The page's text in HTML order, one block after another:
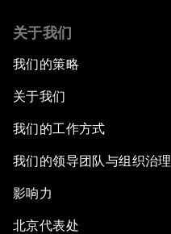
关于我们
我们的策略
关于我们
我们的工作方式
我们的领导团队与组织治理
影响力
北京代表处